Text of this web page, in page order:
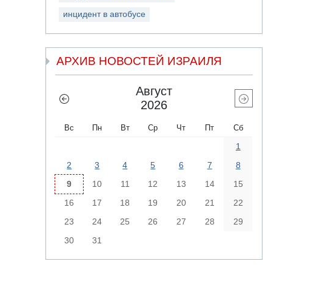
инцидент в автобусе
АРХИВ НОВОСТЕЙ ИЗРАИЛЯ
Август
2026
Вс Пн Вт Ср Чт Пт Сб
1
2
3 4 5 6 7
8
9
10 11 12 13 14
15
16
17 18 19 20 21
22
23
24 25 26 27 28
29
30
31